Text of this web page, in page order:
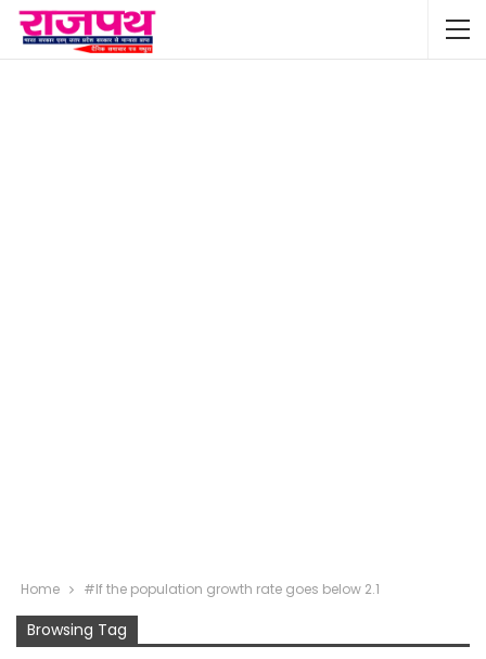
Home #If the population growth rate goes below 2.1
Browsing Tag